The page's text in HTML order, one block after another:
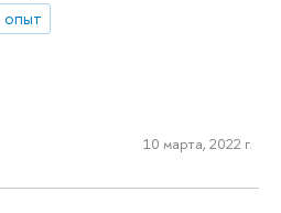
опыт
10 марта, 2022 г.